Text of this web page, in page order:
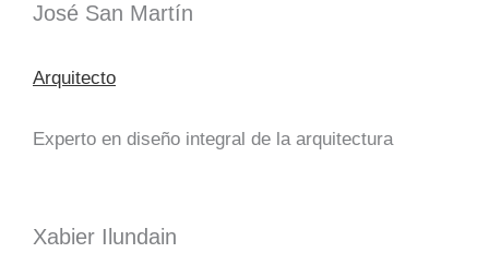
José San Martín
Arquitecto
Experto en diseño integral de la arquitectura
Xabier Ilundain